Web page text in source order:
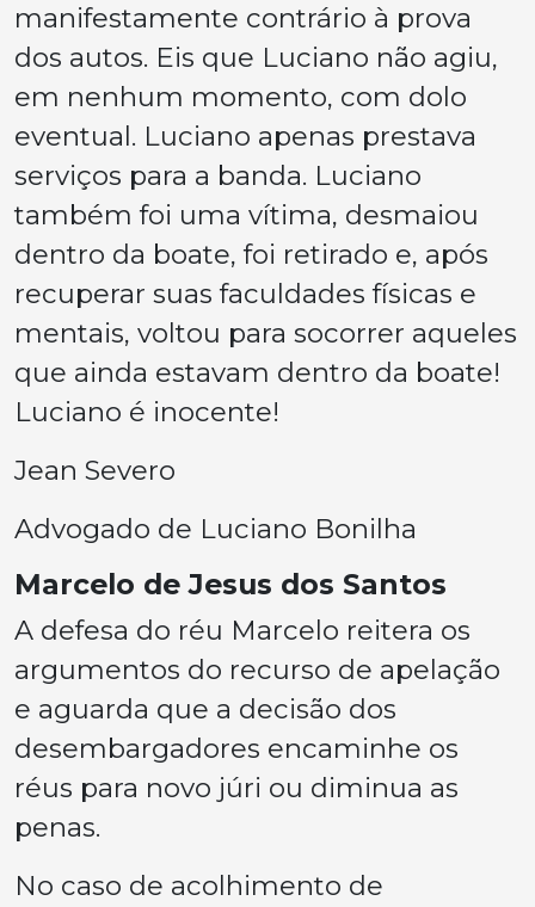
manifestamente contrário à prova
dos autos. Eis que Luciano não agiu,
em nenhum momento, com dolo
eventual. Luciano apenas prestava
serviços para a banda. Luciano
também foi uma vítima, desmaiou
dentro da boate, foi retirado e, após
recuperar suas faculdades físicas e
mentais, voltou para socorrer aqueles
que ainda estavam dentro da boate!
Luciano é inocente!
Jean Severo
Advogado de Luciano Bonilha
Marcelo de Jesus dos Santos
A defesa do réu Marcelo reitera os
argumentos do recurso de apelação
e aguarda que a decisão dos
desembargadores encaminhe os
réus para novo júri ou diminua as
penas.
No caso de acolhimento de